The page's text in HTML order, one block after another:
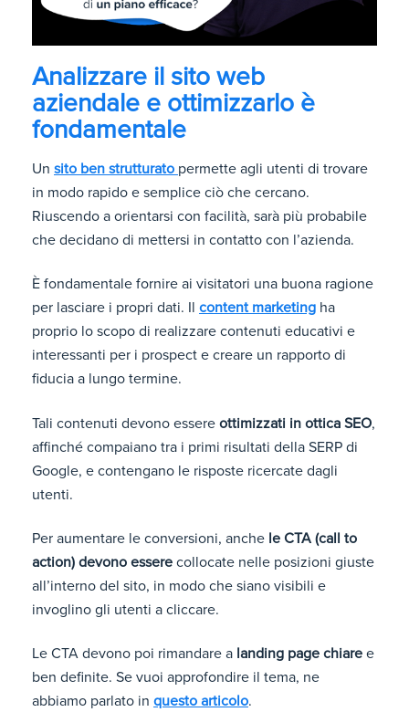
Analizzare il sito web
aziendale e ottimizzarlo è
fondamentale
Un sito ben strutturato permette agli utenti di trovare
in modo rapido e semplice ciò che cercano.
Riuscendo a orientarsi con facilità, sarà più probabile
che decidano di mettersi in contatto con l’azienda.
È fondamentale fornire ai visitatori una buona ragione
per lasciare i propri dati. Il content marketing ha
proprio lo scopo di realizzare contenuti educativi e
interessanti per i prospect e creare un rapporto di
fiducia a lungo termine.
Tali contenuti devono essere ottimizzati in ottica SEO,
affinché compaiano tra i primi risultati della SERP di
Google, e contengano le risposte ricercate dagli
utenti.
Per aumentare le conversioni, anche le CTA (call to
action) devono essere collocate nelle posizioni giuste
all’interno del sito, in modo che siano visibili e
invoglino gli utenti a cliccare.
Le CTA devono poi rimandare a landing page chiare e
ben definite. Se vuoi approfondire il tema, ne
abbiamo parlato in questo articolo.